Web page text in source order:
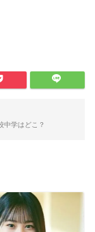
中学はどこ？